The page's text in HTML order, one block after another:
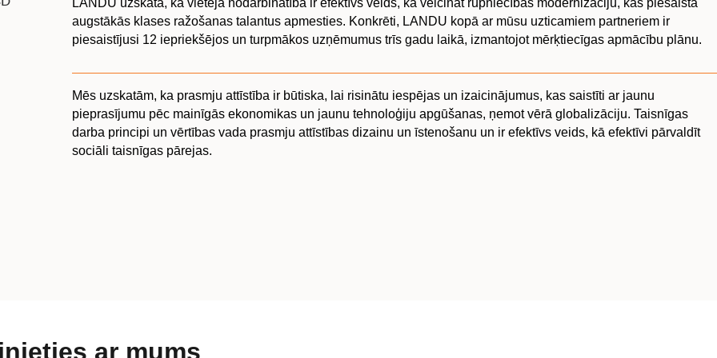
LANDU uzskata, ka vietējā nodarbinātība ir efektīvs veids, kā veicināt rūpniecības modernizāciju, kas piesaista
augstākās klases ražošanas talantus apmesties. Konkrēti, LANDU kopā ar mūsu uzticamiem partneriem ir
piesaistījusi 12 iepriekšējos un turpmākos uzņēmumus trīs gadu laikā, izmantojot mērķtiecīgas apmācību plānu.
Mēs uzskatām, ka prasmju attīstība ir būtiska, lai risinātu iespējas un izaicinājumus, kas saistīti ar jaunu
pieprasījumu pēc mainīgās ekonomikas un jaunu tehnoloģiju apgūšanas, ņemot vērā globalizāciju. Taisnīgas
darba principi un vērtības vada prasmju attīstības dizainu un īstenošanu un ir efektīvs veids, kā efektīvi pārvaldīt
sociāli taisnīgas pārejas.
ar mums